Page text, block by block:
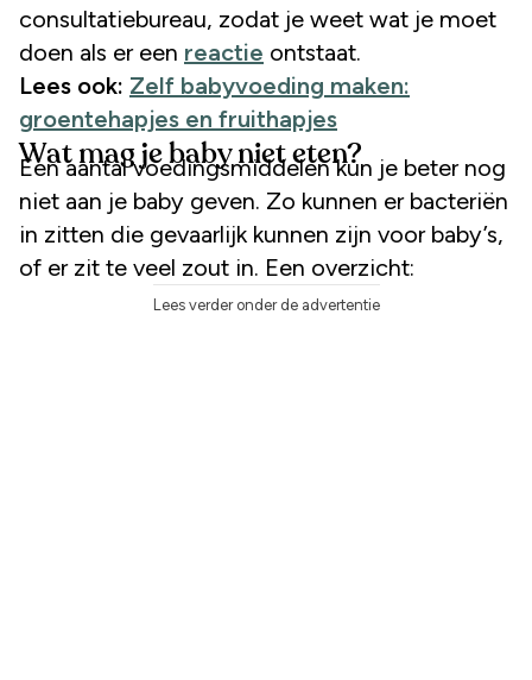
consultatiebureau, zodat je weet wat je moet
doen als er een reactie ontstaat.
Lees ook: Zelf babyvoeding maken:
groentehapjes en fruithapjes
Wat mag je baby niet eten?
Een aantal voedingsmiddelen kun je beter nog
niet aan je baby geven. Zo kunnen er bacteriën
in zitten die gevaarlijk kunnen zijn voor baby’s,
of er zit te veel zout in. Een overzicht:
Lees verder onder de advertentie